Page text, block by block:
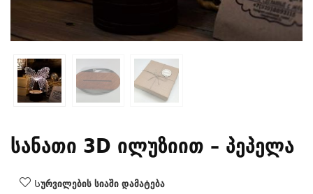
სანათი 3D ილუზიით – პეპელა
Სურვილების სიაში დამატება